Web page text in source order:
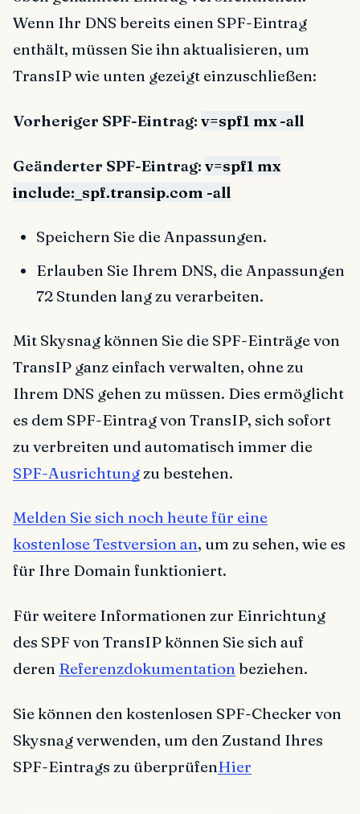
Wenn Ihr DNS bereits einen SPF-Eintrag
enthält, müssen Sie ihn aktualisieren, um
TransIP wie unten gezeigt einzuschließen:
Vorheriger SPF-Eintrag: v=spf1 mx -all
Geänderter SPF-Eintrag: v=spf1 mx
include:_spf.transip.com -all
Speichern Sie die Anpassungen.
Erlauben Sie Ihrem DNS, die Anpassungen
72 Stunden lang zu verarbeiten.
Mit Skysnag können Sie die SPF-Einträge von
TransIP ganz einfach verwalten, ohne zu
Ihrem DNS gehen zu müssen. Dies ermöglicht
es dem SPF-Eintrag von TransIP, sich sofort
zu verbreiten und automatisch immer die
SPF-Ausrichtung zu bestehen.
Melden Sie sich noch heute für eine
kostenlose Testversion an, um zu sehen, wie es
für Ihre Domain funktioniert.
Für weitere Informationen zur Einrichtung
des SPF von TransIP können Sie sich auf
deren Referenzdokumentation beziehen.
Sie können den kostenlosen SPF-Checker von
Skysnag verwenden, um den Zustand Ihres
SPF-Eintrags zu überprüfenHier